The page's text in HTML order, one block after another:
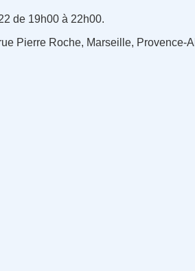
de 19h00 à 22h00.
Pierre Roche, Marseille, Provence-